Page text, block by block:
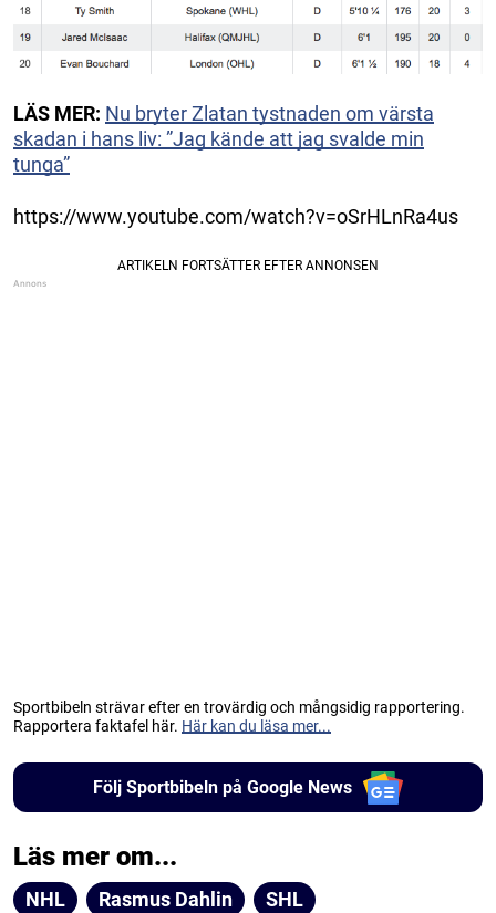
LÄS MER: Nu bryter Zlatan tystnaden om värsta
skadan i hans liv: ”Jag kände att jag svalde min
tunga”
https://www.youtube.com/watch?v=oSrHLnRa4us
Sportbibeln strävar efter en trovärdig och mångsidig rapportering.
Rapportera faktafel här. Här kan du läsa mer...
Följ Sportbibeln på Google News
Läs mer om...
NHL Rasmus Dahlin SHL